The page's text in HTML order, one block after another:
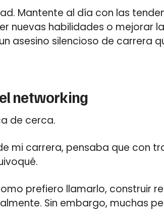
Mantente al día con las
nuevas habilidades o mejorar
asesino silencioso de carrera
networking
de cerca.
mi carrera, pensaba que con
prefiero llamarlo, construir
Sin embargo, muchas